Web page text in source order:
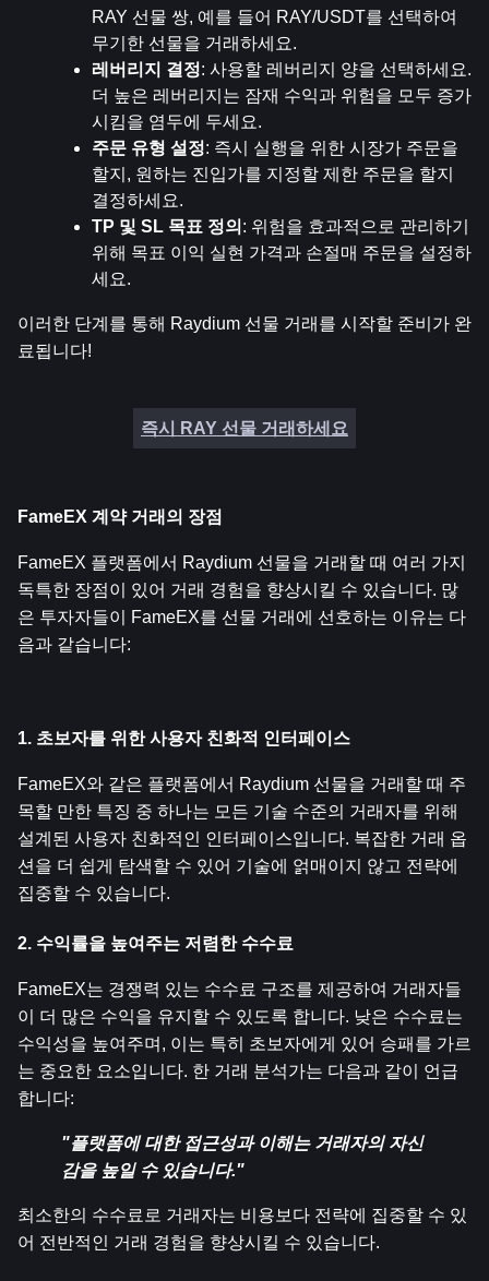
RAY 선물 쌍, 예를 들어 RAY/USDT를 선택하여
무기한 선물을 거래하세요.
레버리지 결정: 사용할 레버리지 양을 선택하세요.
더 높은 레버리지는 잠재 수익과 위험을 모두 증가
시킴을 염두에 두세요.
주문 유형 설정: 즉시 실행을 위한 시장가 주문을
할지, 원하는 진입가를 지정할 제한 주문을 할지
결정하세요.
TP 및 SL 목표 정의 : 위험을 효과적으로 관리하기
위해 목표 이익 실현 가격과 손절매 주문을 설정하
세요.
이러한 단계를 통해 Raydium 선물 거래를 시작할 준비가 완
료됩니다!
즉시 RAY 선물 거래하세요
FameEX 계약 거래의 장점
FameEX 플랫폼에서 Raydium 선물을 거래할 때 여러 가지
독특한 장점이 있어 거래 경험을 향상시킬 수 있습니다. 많
은 투자자들이 FameEX를 선물 거래에 선호하는 이유는 다
음과 같습니다:
1. 초보자를 위한 사용자 친화적 인터페이스
FameEX와 같은 플랫폼에서 Raydium 선물을 거래할 때 주
목할 만한 특징 중 하나는 모든 기술 수준의 거래자를 위해
설계된 사용자 친화적인 인터페이스입니다. 복잡한 거래 옵
션을 더 쉽게 탐색할 수 있어 기술에 얽매이지 않고 전략에
집중할 수 있습니다.
2. 수익률을 높여주는 저렴한 수수료
FameEX는 경쟁력 있는 수수료 구조를 제공하여 거래자들
이 더 많은 수익을 유지할 수 있도록 합니다. 낮은 수수료는
수익성을 높여주며, 이는 특히 초보자에게 있어 승패를 가르
는 중요한 요소입니다. 한 거래 분석가는 다음과 같이 언급
합니다:
"플랫폼에 대한 접근성과 이해는 거래자의 자신
감을 높일 수 있습니다."
최소한의 수수료로 거래자는 비용보다 전략에 집중할 수 있
어 전반적인 거래 경험을 향상시킬 수 있습니다.